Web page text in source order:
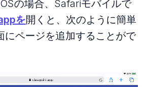
の場合、Safariモバイルで
を開くと、次のように簡単
にページを追加することがで